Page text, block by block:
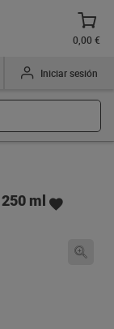
0,00 €
Iniciar sesión
ml